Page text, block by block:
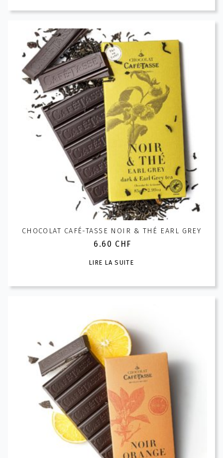
CHOCOLAT CAFÉ-TASSE NOIR & THÉ EARL GREY
6.60 CHF
LIRE LA SUITE